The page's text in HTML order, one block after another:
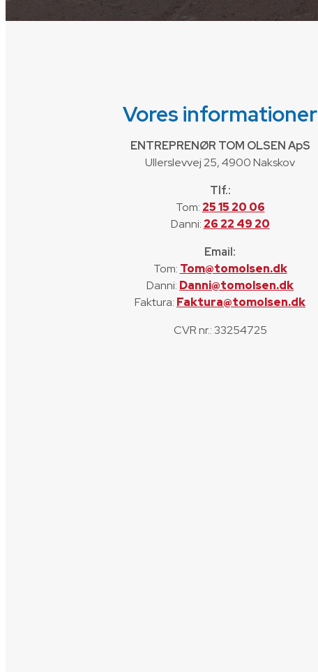
Vores informationer
ENTREPRENØR TOM OLSEN ApS​
Ullerslevvej 25, 4900 Nakskov
Tlf.:
Tom: 25 15 20 06
Danni: 26 22 49 20
Email:
Tom: Tom@tomolsen.dk
Danni: Danni@tomolsen.dk
Faktura: Faktura@tomolsen.dk
CVR nr.: 33254725